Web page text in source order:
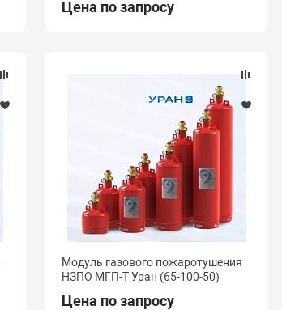
Цена по запросу
Модуль газового пожаротушения
НЗПО МГП-Т Уран (65-100-50)
Цена по запросу